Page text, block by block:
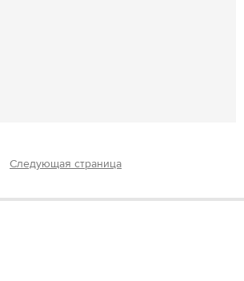
Следующая страница